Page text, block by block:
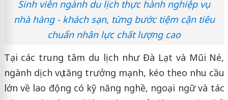
Sinh viên ngành du lịch thực hành nghiệp vụ
nhà hàng - khách sạn, từng bước tiệm cận tiêu
chuẩn nhân lực chất lượng cao
Tại các trung tâm du lịch như Đà Lạt và Mũi Né,
ngành dịch vụ tăng trưởng mạnh, kéo theo nhu cầu
lớn về lao động có kỹ năng nghề, ngoại ngữ và tác